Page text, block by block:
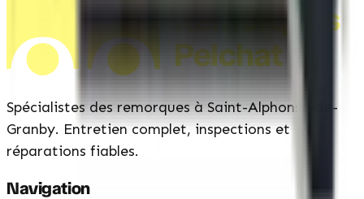
Remorques
Pelchat
Spécialistes des remorques à Saint-Alphonse-de-
Granby. Entretien complet, inspections et
réparations fiables.
Navigation